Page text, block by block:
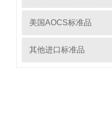
美国AOCS标准品
其他进口标准品